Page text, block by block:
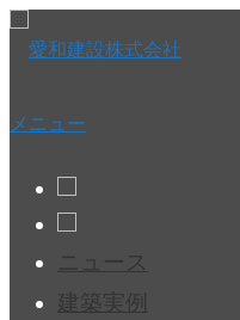
ツ
メニュー
ニュース
建築実例